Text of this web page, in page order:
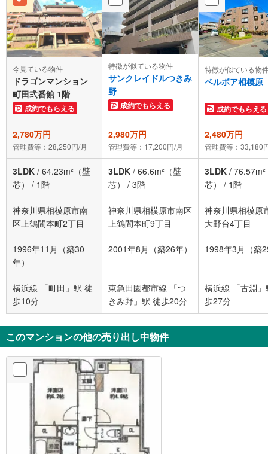
今見ている物件
ドラゴンマンション
町田弐番館 1階
成約でもらえる
特徴が似ている物件
サンクレイドルつきみ
野
成約でもらえる
特徴が似ている物
ベルボア相模原
成約でもらえる
2,780万円
管理費等：28,250円/月
2,980万円
管理費等：17,200円/月
2,480万円
管理費等：33,180
3LDK / 64.23m²（壁
芯）
/ 1階
3LDK / 66.6m²（壁
芯）
/ 3階
3LDK /
芯）
/ 1階
神奈川県相模原市南
区上鶴間本町2丁目
神奈川県相模原市南区
上鶴間本町9丁目
神奈川県相模原
大野台4丁目
1996年11月（築30
年）
2001年8月（築26年） 1998年3月（築
横浜線 「町田」駅 徒
歩10分
東急田園都市線 「つ
きみ野」駅 徒歩20分
横浜線 「古淵」
歩27分
このマンションの他の売り出し中物件